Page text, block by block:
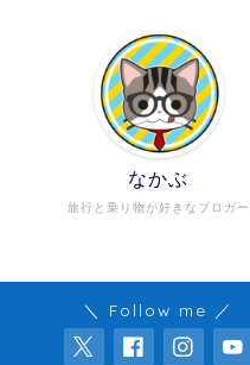
旅行と乗り物が好きなブロガー
なかぶ
＼ Follow me ／